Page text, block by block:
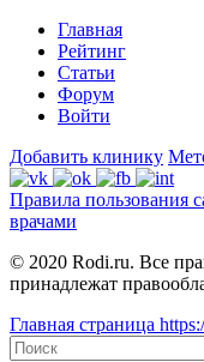
Главная
Рейтинг
Статьи
Форум
Войти
Добавить клинику
Правила пользования
врачами
© 2020 Rodi.ru. Все
принадлежат
Главная страница